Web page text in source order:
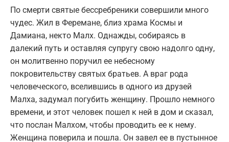
По смерти святые бессребреники совершили много
чудес. Жил в Феремане, близ храма Космы и
Дамиана, некто Малх. Однажды, собираясь в
далекий путь и оставляя супругу свою надолго одну,
он молитвенно поручил ее небесному
покровительству святых братьев. А враг рода
человеческого, вселившись в одного из друзей
Малха, задумал погубить женщину. Прошло немного
времени, и этот человек пошел к ней в дом и сказал,
что послан Малхом, чтобы проводить ее к нему.
Женщина поверила и пошла. Он завел ее в пустынное